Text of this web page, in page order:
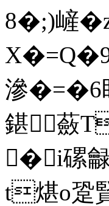
8�;)嵼
滲�=�6
鍖蘞
� i磥龣
t煁o跫